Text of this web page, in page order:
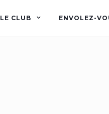
LE CLUB ENVOLEZ-